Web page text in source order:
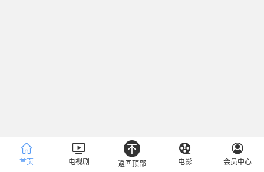
首页 电视剧 返回顶部 电影 会员中心